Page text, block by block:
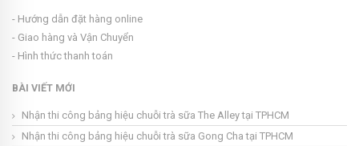
- Hướng dẫn đặt hàng online
- Giao hàng và Vận Chuyển
- Hình thức thanh toán
BÀI VIẾT MỚI
Nhận thi công bảng hiệu chuỗi trà sữa The Alley tại TPHCM
Nhận thi công bảng hiệu chuỗi trà sữa Gong Cha tại TPHCM